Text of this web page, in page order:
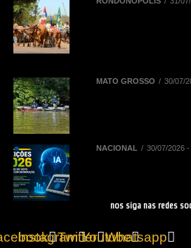
MATO GROSSO 30/07/
NACIONAL 30/07/2026 -
nos siga nas redes
InstagramTwitterYoutubeWhatsapp